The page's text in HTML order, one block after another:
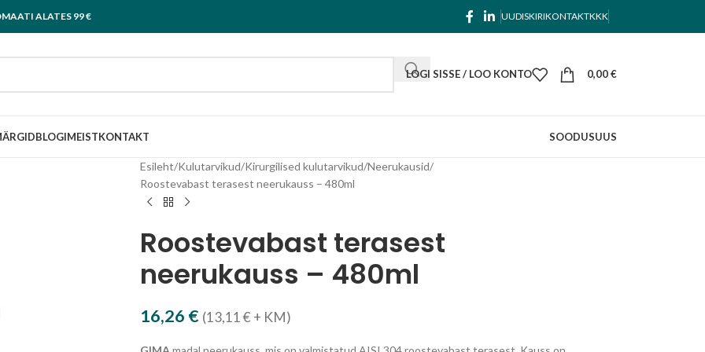
ALATES 99 € UUDISKIRIKONTAKTKKK
LOGI SISSE / LOO KONTO 0,00€
BLOGIMEISTKONTAKT SOODUSUUS
Esileht Kulutarvikud Kirurgilised kulutarvikud Neerukausid
Roostevabast terasest neerukauss – 480ml
Roostevabast terasest
neerukauss – 480ml
16,26 € (13,11€ + KM)